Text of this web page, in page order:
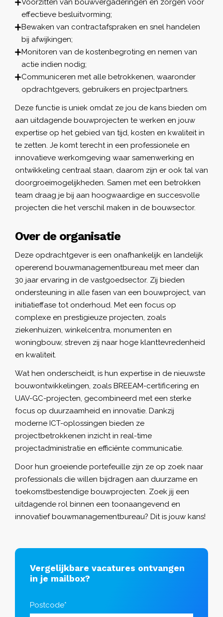
Voorzitten van bouwvergaderingen en zorgen voor
effectieve besluitvorming;
Bewaken van contractafspraken en snel handelen
bij afwijkingen;
Monitoren van de kostenbegroting en nemen van
actie indien nodig;
Communiceren met alle betrokkenen, waaronder
opdrachtgevers, gebruikers en projectpartners.
Deze functie is uniek omdat ze jou de kans bieden om
aan uitdagende bouwprojecten te werken en jouw
expertise op het gebied van tijd, kosten en kwaliteit in
te zetten. Je komt terecht in een professionele en
innovatieve werkomgeving waar samenwerking en
ontwikkeling centraal staan, daarom zijn er ook tal van
doorgroeimogelijkheden. Samen met een betrokken
team draag je bij aan hoogwaardige en succesvolle
projecten die het verschil maken in de bouwsector.
Over de organisatie
Deze opdrachtgever is een onafhankelijk en landelijk
opererend bouwmanagementbureau met meer dan
30 jaar ervaring in de vastgoedsector. Zij bieden
ondersteuning in alle fasen van een bouwproject, van
initiatieffase tot onderhoud. Met een focus op
complexe en prestigieuze projecten, zoals
ziekenhuizen, winkelcentra, monumenten en
woningbouw, streven zij naar hoge klanttevredenheid
en kwaliteit.
Wat hen onderscheidt, is hun expertise in de nieuwste
bouwontwikkelingen, zoals BREEAM-certificering en
UAV-GC-projecten, gecombineerd met een sterke
focus op duurzaamheid en innovatie. Dankzij
moderne ICT-oplossingen bieden ze
projectbetrokkenen inzicht in real-time
projectadministratie en efficiënte communicatie.
Door hun groeiende portefeuille zijn ze op zoek naar
professionals die willen bijdragen aan duurzame en
toekomstbestendige bouwprojecten. Zoek jij een
uitdagende rol binnen een toonaangevend en
innovatief bouwmanagementbureau? Dit is jouw kans!
Vergelijkbare vacatures ontvangen
in je mailbox?
Postcode*